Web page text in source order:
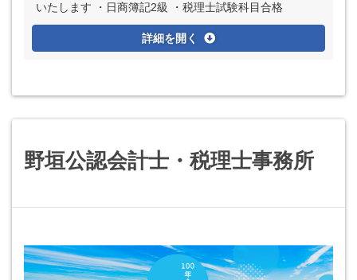
いたします ・日商簿記2級 ・税理士試験科目合格
詳細を開く
野垣公認会計士・税理士事務所